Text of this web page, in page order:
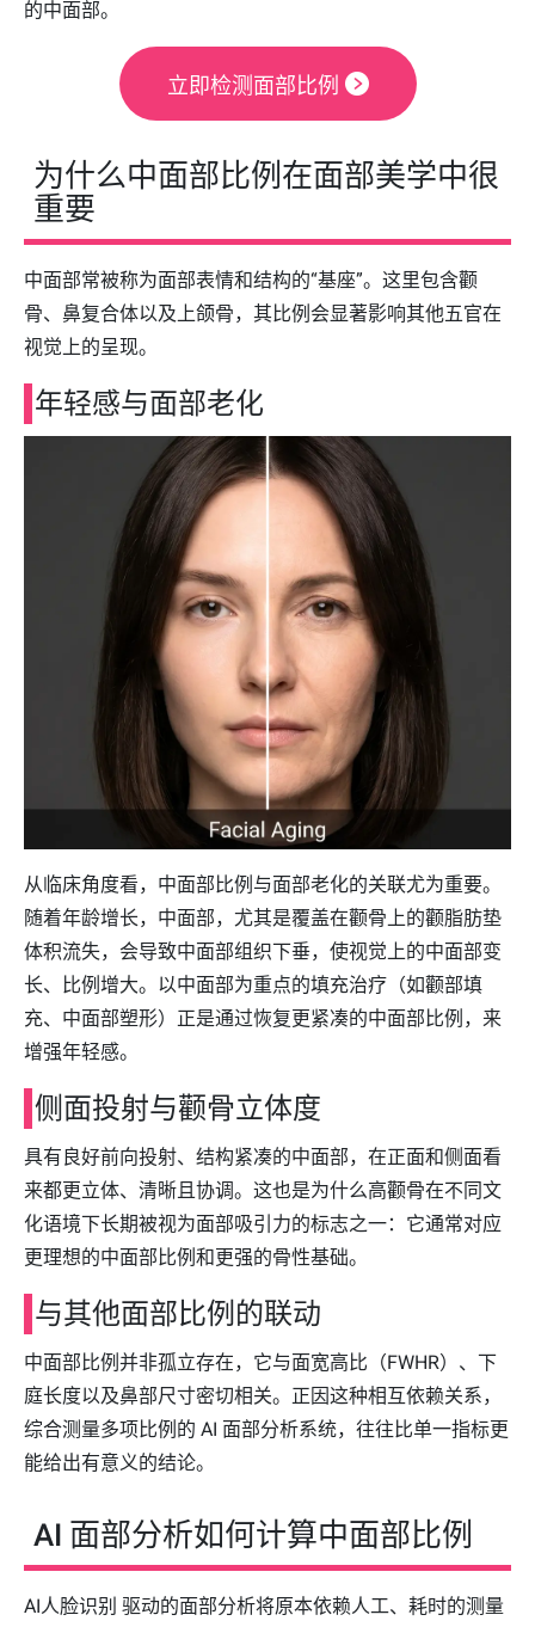
的中面部。
立即检测面部比例
为什么中面部比例在面部美学中很
重要
中面部常被称为面部表情和结构的“基座”。这里包含颧
骨、鼻复合体以及上颌骨，其比例会显著影响其他五官在
视觉上的呈现。
年轻感与面部老化
从临床角度看，中面部比例与面部老化的关联尤为重要。
随着年龄增长，中面部，尤其是覆盖在颧骨上的颧脂肪垫
体积流失，会导致中面部组织下垂，使视觉上的中面部变
长、比例增大。以中面部为重点的填充治疗（如颧部填
充、中面部塑形）正是通过恢复更紧凑的中面部比例，来
增强年轻感。
侧面投射与颧骨立体度
具有良好前向投射、结构紧凑的中面部，在正面和侧面看
来都更立体、清晰且协调。这也是为什么高颧骨在不同文
化语境下长期被视为面部吸引力的标志之一：它通常对应
更理想的中面部比例和更强的骨性基础。
与其他面部比例的联动
中面部比例并非孤立存在，它与面宽高比（FWHR）、下
庭长度以及鼻部尺寸密切相关。正因这种相互依赖关系，
综合测量多项比例的 AI 面部分析系统，往往比单一指标更
能给出有意义的结论。
AI 面部分析如何计算中面部比例
AI人脸识别 驱动的面部分析将原本依赖人工、耗时的测量